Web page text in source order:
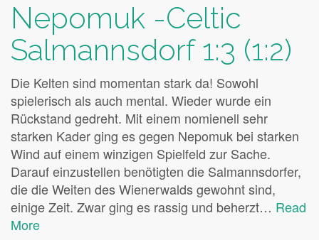
Nepomuk -Celtic
Salmannsdorf 1:3 (1:2)
Die Kelten sind momentan stark da! Sowohl
spielerisch als auch mental. Wieder wurde ein
Rückstand gedreht. Mit einem nomienell sehr
starken Kader ging es gegen Nepomuk bei starken
Wind auf einem winzigen Spielfeld zur Sache.
Darauf einzustellen benötigten die Salmannsdorfer,
die die Weiten des Wienerwalds gewohnt sind,
einige Zeit. Zwar ging es rassig und beherzt… Read
More